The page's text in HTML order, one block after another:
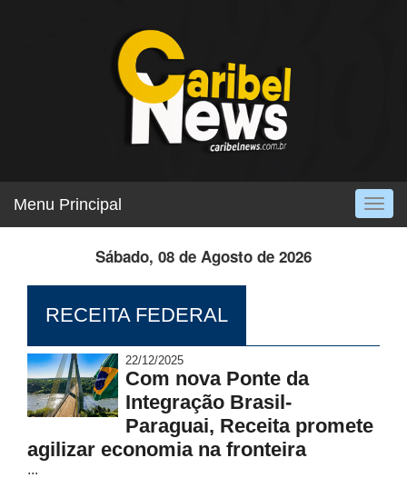
Menu Principal
Sábado, 08 de Agosto de 2026
RECEITA FEDERAL
22/12/2025
Com nova Ponte da
Integração Brasil-
Paraguai, Receita promete
agilizar economia na fronteira
...